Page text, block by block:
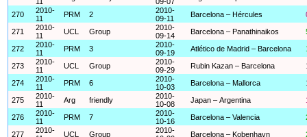
270
2010-
11
PRM 2
2010-
09-11
Barcelona – Hércules
271
2010-
11
UCL Group
2010-
09-14
Barcelona – Panathinaikos
272
2010-
11
PRM 3
2010-
09-19
Atlético de Madrid – Barcelona
273
2010-
11
UCL Group
2010-
09-29
Rubin Kazan – Barcelona
274
2010-
11
PRM 6
2010-
10-03
Barcelona – Mallorca
275
2010-
11
Arg friendly
2010-
10-08
Japan – Argentina
276
2010-
11
PRM 7
2010-
10-16
Barcelona – Valencia
277
2010-
UCL Group
2010-
Barcelona – Kobenhavn